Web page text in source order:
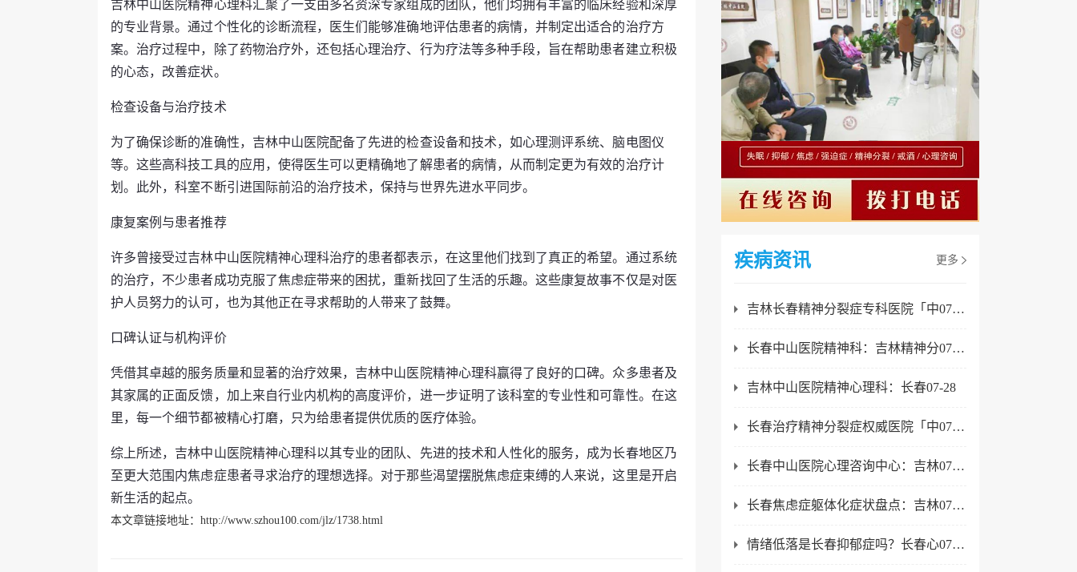
吉林中山医院精神心理科汇聚了一支由多名资深专家组成的团队，他们均拥有丰富的临床经验和深厚
的专业背景。通过个性化的诊断流程，医生们能够准确地评估患者的病情，并制定出适合的治疗方
案。治疗过程中，除了药物治疗外，还包括心理治疗、行为疗法等多种手段，旨在帮助患者建立积极
的心态，改善症状。
检查设备与治疗技术
为了确保诊断的准确性，吉林中山医院配备了先进的检查设备和技术，如心理测评系统、脑电图仪
等。这些高科技工具的应用，使得医生可以更精确地了解患者的病情，从而制定更为有效的治疗计
划。此外，科室不断引进国际前沿的治疗技术，保持与世界先进水平同步。
康复案例与患者推荐
许多曾接受过吉林中山医院精神心理科治疗的患者都表示，在这里他们找到了真正的希望。通过系统
的治疗，不少患者成功克服了焦虑症带来的困扰，重新找回了生活的乐趣。这些康复故事不仅是对医
护人员努力的认可，也为其他正在寻求帮助的人带来了鼓舞。
口碑认证与机构评价
凭借其卓越的服务质量和显著的治疗效果，吉林中山医院精神心理科赢得了良好的口碑。众多患者及
其家属的正面反馈，加上来自行业内机构的高度评价，进一步证明了该科室的专业性和可靠性。在这
里，每一个细节都被精心打磨，只为给患者提供优质的医疗体验。
综上所述，吉林中山医院精神心理科以其专业的团队、先进的技术和人性化的服务，成为长春地区乃
至更大范围内焦虑症患者寻求治疗的理想选择。对于那些渴望摆脱焦虑症束缚的人来说，这里是开启
新生活的起点。
本文章链接地址： http://www.szhou100.com/jlz/1738.html
疾病资讯 更多
吉林长春精神分裂症专科医院「中07-28
长春中山医院精神科：吉林精神分07-28
吉林中山医院精神心理科：长春07-28
长春治疗精神分裂症权威医院「中07-28
长春中山医院心理咨询中心：吉林07-28
长春焦虑症躯体化症状盘点：吉林07-23
情绪低落是长春抑郁症吗？长春心07-23